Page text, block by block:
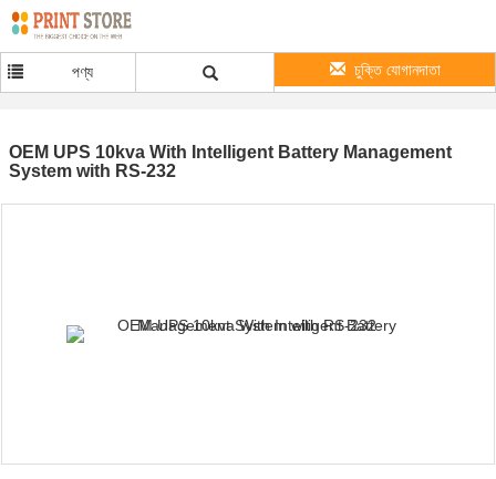
পণ্য চুক্তি যোগানদাতা
OEM UPS 10kva With Intelligent Battery Management
System with RS-232